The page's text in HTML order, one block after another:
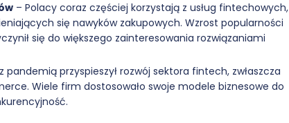
– Polacy coraz częściej korzystają z usług fintechowych,
się nawyków zakupowych. Wzrost popularności
się do większego zainteresowania rozwiązaniami
pandemią przyspieszył rozwój sektora fintech, zwłaszcza
Wiele firm dostosowało swoje modele biznesowe do